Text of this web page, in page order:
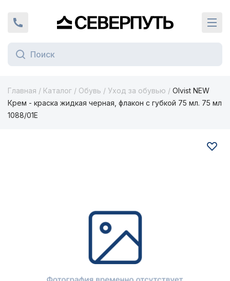
+7 (924) 924-16-46Вернуться на главную страницу
Главная / Каталог / Обувь / Уход за обувью / Olvist NEW
Крем - краска жидкая черная, флакон с губкой 75 мл. 75 мл
1088/01E